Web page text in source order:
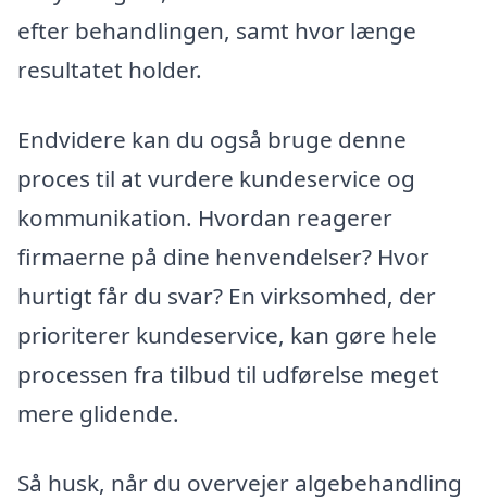
efter behandlingen, samt hvor længe
resultatet holder.
Endvidere kan du også bruge denne
proces til at vurdere kundeservice og
kommunikation. Hvordan reagerer
firmaerne på dine henvendelser? Hvor
hurtigt får du svar? En virksomhed, der
prioriterer kundeservice, kan gøre hele
processen fra tilbud til udførelse meget
mere glidende.
Så husk, når du overvejer algebehandling